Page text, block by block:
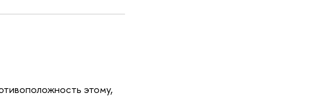
этому,